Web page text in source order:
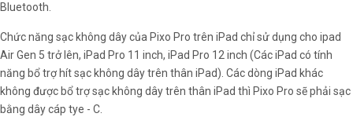
Bluetooth.
Chức năng sạc không dây của Pixo Pro trên iPad chỉ sử dụng cho ipad
Air Gen 5 trở lên, iPad Pro 11 inch, iPad Pro 12 inch (Các iPad có tính
năng bổ trợ hít sạc không dây trên thân iPad). Các dòng iPad khác
không được bổ trợ sạc không dây trên thân iPad thì Pixo Pro sẽ phải sạc
bằng dây cáp tye - C.